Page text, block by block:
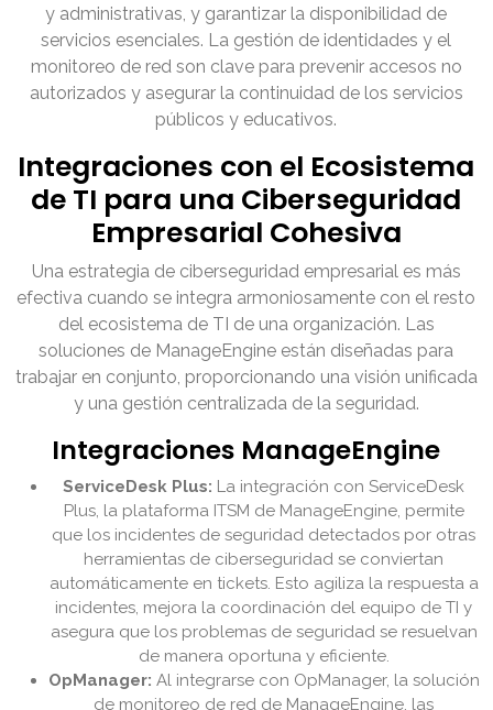
y administrativas, y garantizar la disponibilidad de
servicios esenciales. La gestión de identidades y el
monitoreo de red son clave para prevenir accesos no
autorizados y asegurar la continuidad de los servicios
públicos y educativos.
Integraciones con el Ecosistema
de TI para una Ciberseguridad
Empresarial Cohesiva
Una estrategia de ciberseguridad empresarial es más
efectiva cuando se integra armoniosamente con el resto
del ecosistema de TI de una organización. Las
soluciones de ManageEngine están diseñadas para
trabajar en conjunto, proporcionando una visión unificada
y una gestión centralizada de la seguridad.
Integraciones ManageEngine
ServiceDesk Plus: La integración con ServiceDesk
Plus, la plataforma ITSM de ManageEngine, permite
que los incidentes de seguridad detectados por otras
herramientas de ciberseguridad se conviertan
automáticamente en tickets. Esto agiliza la respuesta a
incidentes, mejora la coordinación del equipo de TI y
asegura que los problemas de seguridad se resuelvan
de manera oportuna y eficiente.
OpManager: Al integrarse con OpManager, la solución
de monitoreo de red de ManageEngine, las